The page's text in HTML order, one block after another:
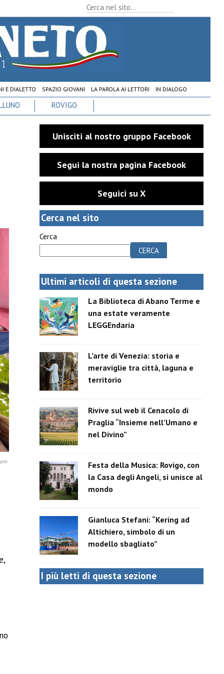
E DIALETTO SPAZIO GIOVANI LA PAROLA AI LETTORI IN DIALOGO
ROVIGO
Unisciti al nostro gruppo Facebook
Segui la nostra pagina Facebook
Seguici su X
Cerca nel sito
Cerca
CERCA
Ultimi articoli di questa sezione
La Biblioteca di Abano Terme e
una estate veramente
LEGGEndaria
L’arte di Venezia: storia e
meraviglie tra città, laguna e
territorio
Rivive sul web il Cenacolo di
Praglia “Insieme nell’Umano e
nel Divino”
Festa della Musica: Rovigo, con
la Casa degli Angeli, si unisce al
mondo
Gianluca Stefani: “Kering ad
Altichiero, simbolo di un
modello sbagliato”
I più letti di questa sezione